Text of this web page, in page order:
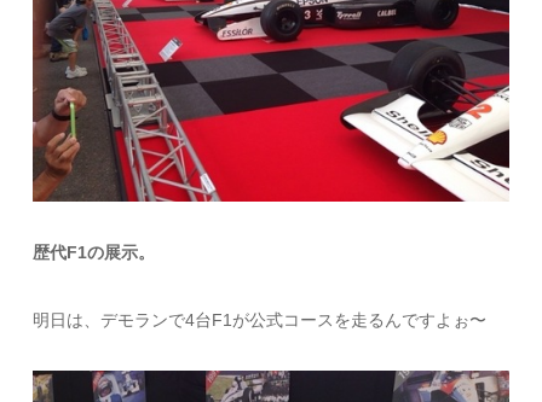
歴代F1の展示。
明日は、デモランで4台F1が公式コースを走るんですよぉ〜